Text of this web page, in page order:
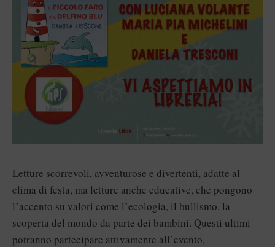
Letture scorrevoli, avventurose e divertenti, adatte al
clima di festa, ma letture anche educative, che pongono
l’accento su valori come l’ecologia, il bullismo, la
scoperta del mondo da parte dei bambini. Questi ultimi
potranno partecipare attivamente all’evento,